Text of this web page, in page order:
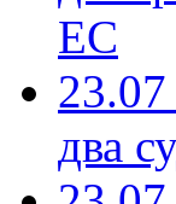
ЕС
два